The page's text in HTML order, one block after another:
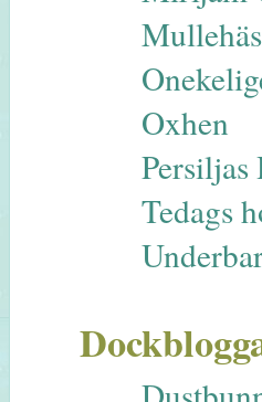
Oxhen
Persiljas
Tedags